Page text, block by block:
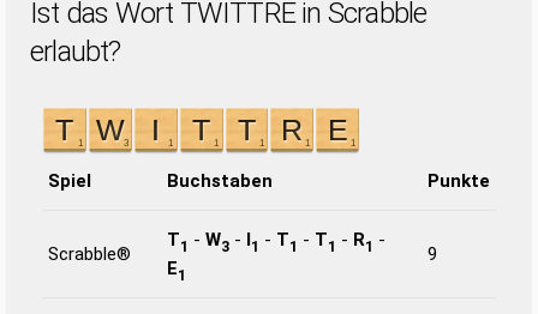
Ist das Wort TWITTRE in Scrabble
erlaubt?
Spiel Buchstaben Punkte
Scrabble®
T1 - W3 - I1 - T1 - T1 - R1 -
E1
9